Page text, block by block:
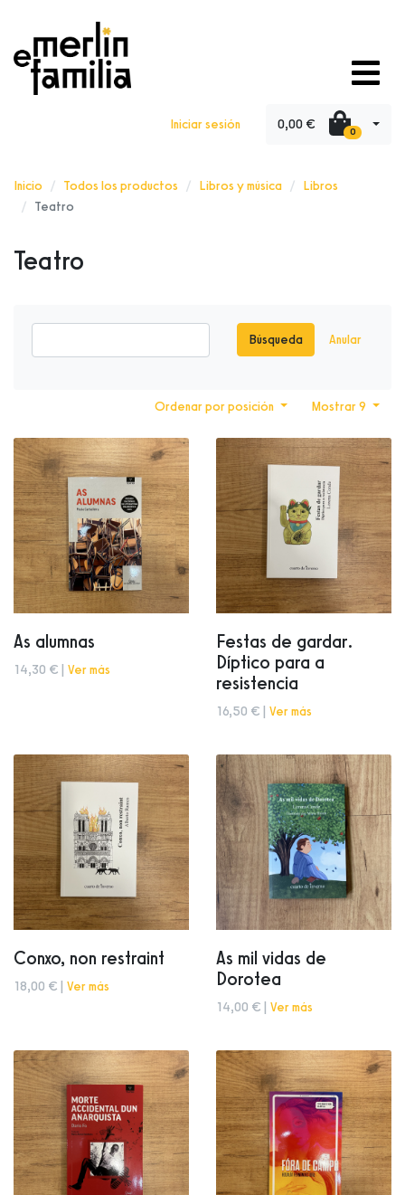
Iniciar sesión 0,00 € 0
Inicio Todos los productos Libros y música
Libros
Teatro
Teatro
Búsqueda Anular
Mostrar 9
Ordenar por posición
As alumnas
14,30 € | Ver más
Festas de gardar.
Díptico para a
resistencia
16,50 € | Ver más
Conxo, non restraint
18,00 € | Ver más
As mil vidas de
Dorotea
14,00 € | Ver más